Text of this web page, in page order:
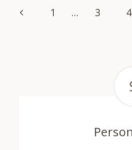
Page
Previous1 … 3 4